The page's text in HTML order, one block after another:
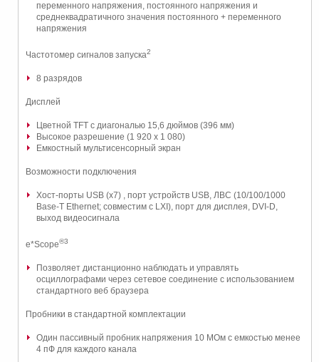
переменного напряжения, постоянного напряжения и
среднеквадратичного значения постоянного + переменного
напряжения
Частотомер сигналов запуска2
8 разрядов
Дисплей
Цветной TFT с диагональю 15,6 дюймов (396 мм)
Высокое разрешение (1 920 x 1 080)
Емкостный мультисенсорный экран
Возможности подключения
Хост-порты USB (x7) , порт устройств USB, ЛВС (10/100/1000
Base-T Ethernet; совместим с LXI), порт для дисплея, DVI-D,
выход видеосигнала
e*Scope®3
Позволяет дистанционно наблюдать и управлять
осциллографами через сетевое соединение с использованием
стандартного веб браузера
Пробники в стандартной комплектации
Один пассивный пробник напряжения 10 МОм с емкостью менее
4 пФ для каждого канала